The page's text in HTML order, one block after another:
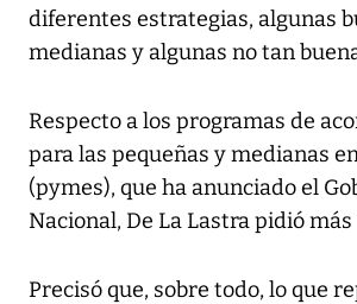
diferentes estrategias, algunas
medianas y algunas no tan
Respecto a los programas de
para las pequeñas y medianas
(pymes), que ha anunciado el
Nacional, De La Lastra pidió más
Precisó que, sobre todo, lo que